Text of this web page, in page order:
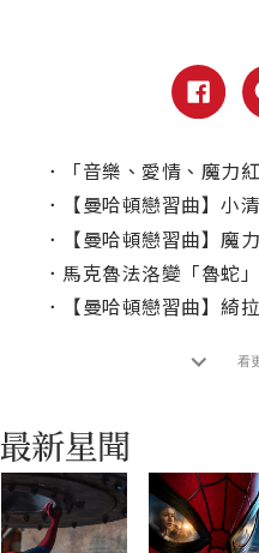
．
「音樂、愛情、魔力紅！」【
．
【曼哈頓戀習曲】小清
．
【曼哈頓戀習曲】魔力紅-
． 馬克魯法洛變「魯蛇」詮
．
【曼哈頓戀習曲】綺拉
看